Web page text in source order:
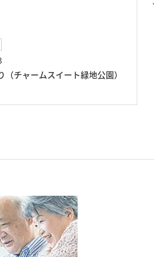
（チャームスイート緑地公園）